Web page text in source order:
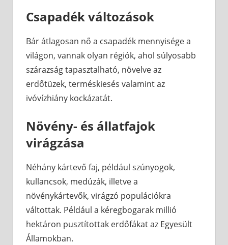
Csapadék változások
Bár átlagosan nő a csapadék mennyisége a
világon, vannak olyan régiók, ahol súlyosabb
szárazság tapasztalható, növelve az
erdőtüzek, terméskiesés valamint az
ivóvízhiány kockázatát.
Növény- és állatfajok
virágzása
Néhány kártevő faj, például szúnyogok,
kullancsok, medúzák, illetve a
növénykártevők, virágzó populációkra
váltottak. Például a kéregbogarak millió
hektáron pusztítottak erdőfákat az Egyesült
Államokban.